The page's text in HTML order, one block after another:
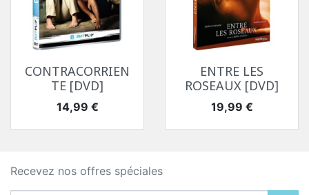
CONTRACORRIEN
TE [DVD]
Prix
14,99 €
ENTRE LES
ROSEAUX [DVD]
Prix
19,99 €
Recevez nos offres spéciales